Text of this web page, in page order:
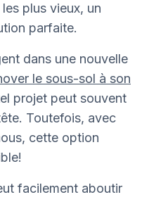
plus vieux, un
parfaite.
dans une nouvelle
le sous-sol à son
projet peut souvent
Toutefois, avec
cette option
facilement aboutir